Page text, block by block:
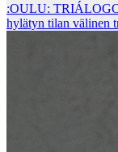
:OULU: TRIÁLOGO
hylätyn tilan välinen